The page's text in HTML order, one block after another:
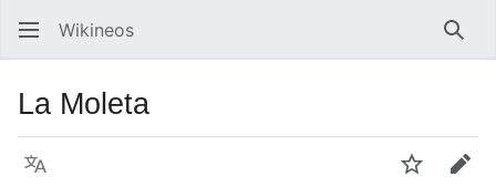
Wikineos
La Moleta
Idioma Vigilar